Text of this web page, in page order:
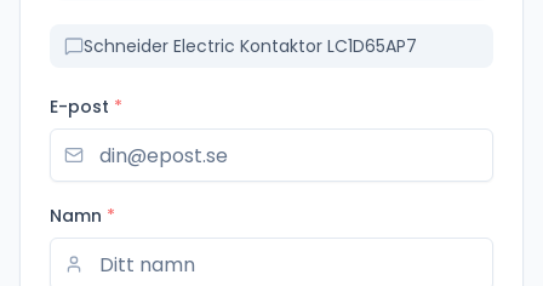
Schneider Electric Kontaktor LC1D65AP7
E-post *
Namn *